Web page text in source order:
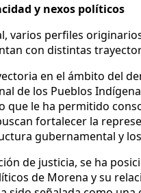
y nexos políticos
varios perfiles
con distintas
en el ámbito del
de los Pueblos
que le ha permitido
fortalecer la
gubernamental y
de justicia, se ha
de Morena y su